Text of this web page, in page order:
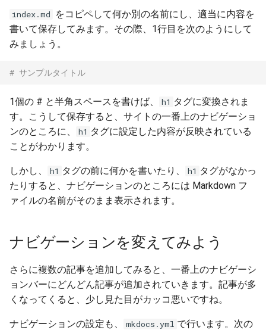
index.md
をコピペして何か別の名前にし、適当に内容を
書いて保存してみます。その際、1行目を次のようにして
みましょう。
# サンプルタイトル
1個の # と半角スペースを書けば、 h1 タグに変換されま
す。こうして保存すると、サイトの一番上のナビゲーショ
ンのところに、
h1 タグに設定した内容が反映されている
ことがわかります。
しかし、 h1 タグの前に何かを書いたり、 h1 タグがなかっ
たりすると、ナビゲーションのところには Markdown フ
ァイルの名前がそのまま表示されます。
ナビゲーションを変えてみよう
さらに複数の記事を追加してみると、一番上のナビゲーシ
ョンバーにどんどん記事が追加されていきます。記事が多
くなってくると、少し見た目がカッコ悪いですね。
ナビゲーションの設定も、 mkdocs.yml で行います。次の